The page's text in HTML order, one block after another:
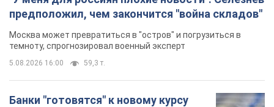
предположил, чем закончится "война складов"
Москва может превратиться в "остров" и погрузиться в
темноту, спрогнозировал военный эксперт
5.08.2026 16:00 59,3 т.
Банки "готовятся" к новому курсу